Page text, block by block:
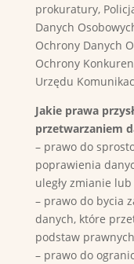
prokuratury,
Danych
Ochrony Danych
Ochrony
Urzędu
Jakie prawa
przetwarzaniem
– prawo do
poprawienia
uległy zmianie
– prawo do bycia
danych, które
podstaw
– prawo do